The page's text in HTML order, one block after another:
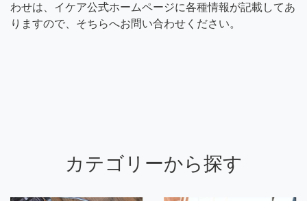
わせは、イケア公式ホームページに各種情報が記載してあ
りますので、そちらへお問い合わせください。
カテゴリーから探す